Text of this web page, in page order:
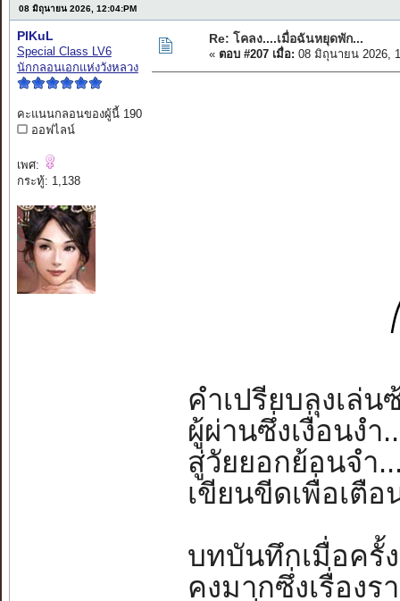
08 มิถุนายน 2026, 12:04:PM
PIKuL
Special Class LV6
นักกลอนเอกแห่งวังหลวง
คะแนนกลอนของผู้นี้ 190
ออฟไลน์
เพศ:
กระทู้: 1,138
Re: โคลง....เมื่อฉันหยุดพัก...
« ตอบ #207 เมื่อ: 08 มิถุนายน 2026,
คำเปรียบลุงเล่
ผู้ผ่านซึ่งเงื่อนงำ
สู่วัยยอกย้อนจำ
เขียนขีดเพื่อเตื
บทบันทึกเมื่อครั้
คงมากซึ่งเรื่องร